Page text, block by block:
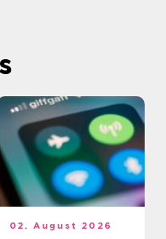
02. August 2026